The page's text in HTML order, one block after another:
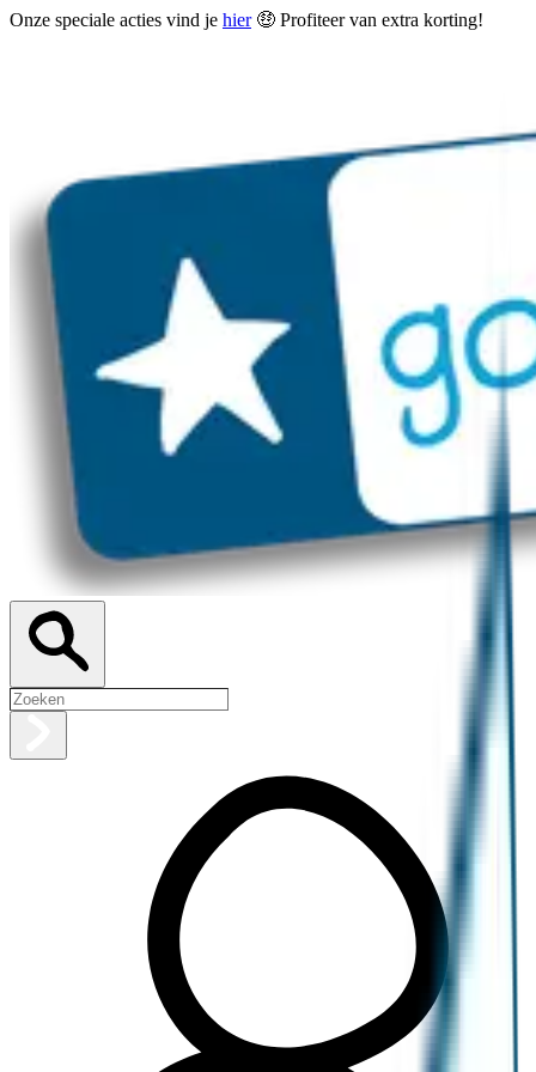
Onze speciale acties vind je hier🤑 Profiteer van extra korting!